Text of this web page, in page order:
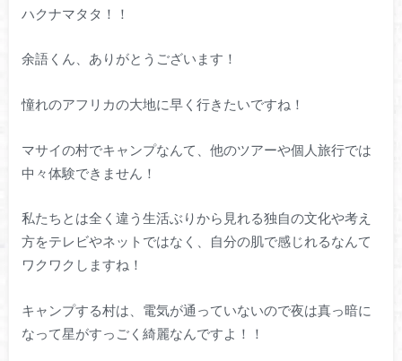
ハクナマタタ！！
余語くん、ありがとうございます！
憧れのアフリカの大地に早く行きたいですね！
マサイの村でキャンプなんて、他のツアーや個人旅行では
中々体験できません！
私たちとは全く違う生活ぶりから見れる独自の文化や考え
方をテレビやネットではなく、自分の肌で感じれるなんて
ワクワクしますね！
キャンプする村は、電気が通っていないので夜は真っ暗に
なって星がすっごく綺麗なんですよ！！